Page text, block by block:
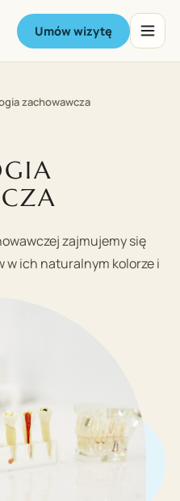
Umów wizytę
zachowawcza
zajmujemy się
w ich naturalnym kolorze i